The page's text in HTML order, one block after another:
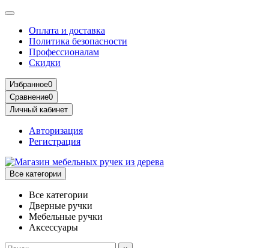
Оплата и доставка
Политика безопасности
Профессионалам
Скидки
Избранное0
Сравнение0
Личный кабинет
Авторизация
Регистрация
Все категории
Все категории
Дверные ручки
Мебельные ручки
Аксессуары